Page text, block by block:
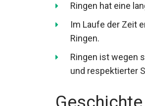
Ringen hat eine
Im Laufe der Zeit
Ringen.
Ringen ist wegen
und respektierter